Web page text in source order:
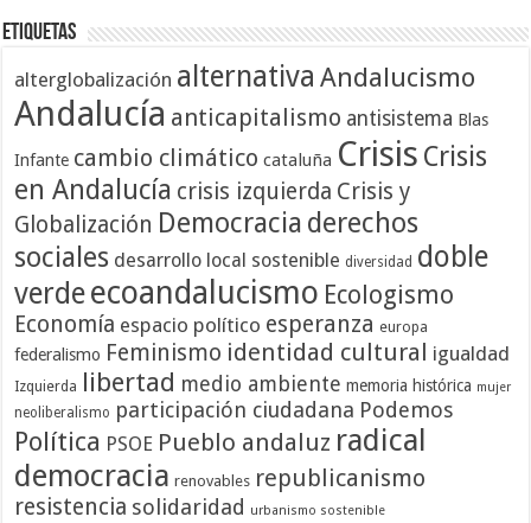
Etiquetas
alterglobalización alternativa Andalucismo
Andalucía anticapitalismo antisistema Blas
Infante cambio climático cataluña Crisis Crisis
en Andalucía crisis izquierda Crisis y
Globalización Democracia derechos
sociales desarrollo local sostenible diversidad doble
verdeecoandalucismo Ecologismo
Economía espacio político esperanza europa
federalismo Feminismo identidad cultural igualdad
Izquierda libertad medio ambiente memoria histórica mujer
neoliberalismo participación ciudadana Podemos
Política PSOE Pueblo andaluz radical
democracia renovables republicanismo
resistencia solidaridad urbanismo sostenible